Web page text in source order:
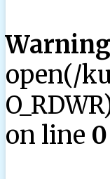
Warning
open(/
on line 0